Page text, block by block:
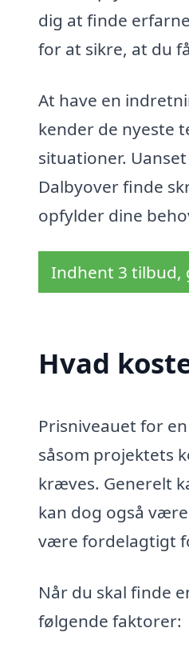
dig at finde
for at sikre, at du
At have en
kender de nyeste
situationer.
Dalbyover finde
opfylder dine
Indhent 3 tilbud,
Hvad
Prisniveauet for
såsom projektets
kræves. Generelt
kan dog også
være fordelagtigt
Når du skal finde
følgende faktorer: